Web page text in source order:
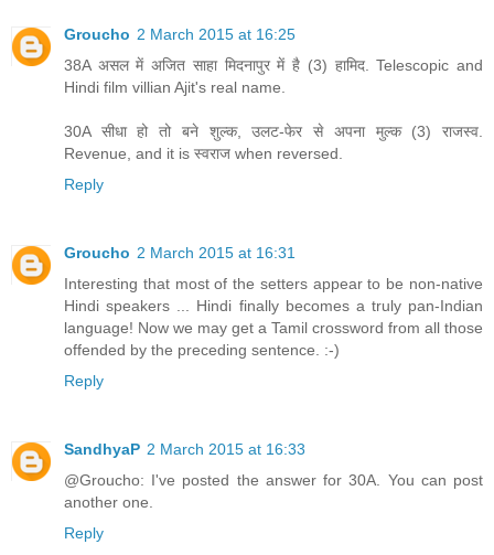
Groucho 2 March 2015 at 16:25
38A असल में अजित साहा मिदनापुर में है (3) हामिद. Telescopic and
Hindi film villian Ajit's real name.
30A सीधा हो तो बने शुल्क, उलट-फेर से अपना मुल्क (3) राजस्व.
Revenue, and it is स्वराज when reversed.
Reply
Groucho 2 March 2015 at 16:31
Interesting that most of the setters appear to be non-native
Hindi speakers ... Hindi finally becomes a truly pan-Indian
language! Now we may get a Tamil crossword from all those
offended by the preceding sentence. :-)
Reply
SandhyaP 2 March 2015 at 16:33
@Groucho: I've posted the answer for 30A. You can post
another one.
Reply